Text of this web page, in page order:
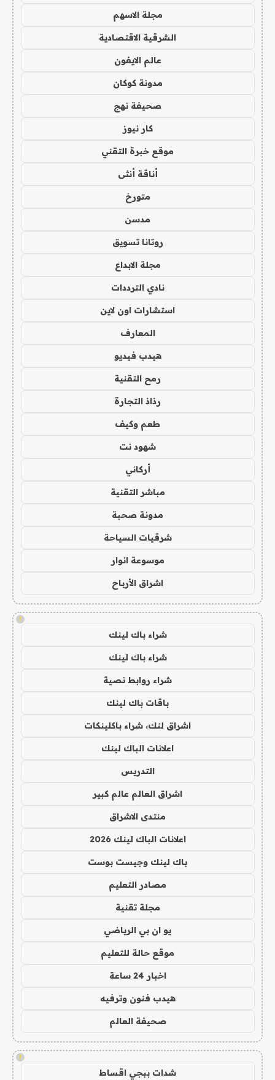
مجلة الاسهم
الشرقية الاقتصادية
عالم الايفون
مدونة كوكان
صحيفة نهج
كار نيوز
موقع خبرة التقني
أناقة أنثى
متورخ
مدسن
روتانا تسويق
مجلة الابداع
نادي الترددات
استشارات اون لاين
المعارف
هيدب فيديو
رمح التقنية
رذاذ التجارة
طعم وكيف
شهود نت
أركاني
مباشر التقنية
مدونة صحبة
شرقيات السياحة
موسوعة انوار
اشراق الأرباح
!
شراء باك لينك
شراء باك لينك
شراء روابط نصية
باقات باك لينك
اشراق لنك، شراء باكلينكات
اعلانات الباك لينك
التدريس
اشراق العالم عالم كبير
منتدى الاشراق
اعلانات الباك لينك 2026
باك لينك وجيست بوست
مصادر التعليم
مجلة تقنية
يو ان بي الرياضي
موقع حالة للتعليم
اخبار 24 ساعة
هيدب فنون وترفيه
صحيفة العالم
!
شدات ببجي اقساط